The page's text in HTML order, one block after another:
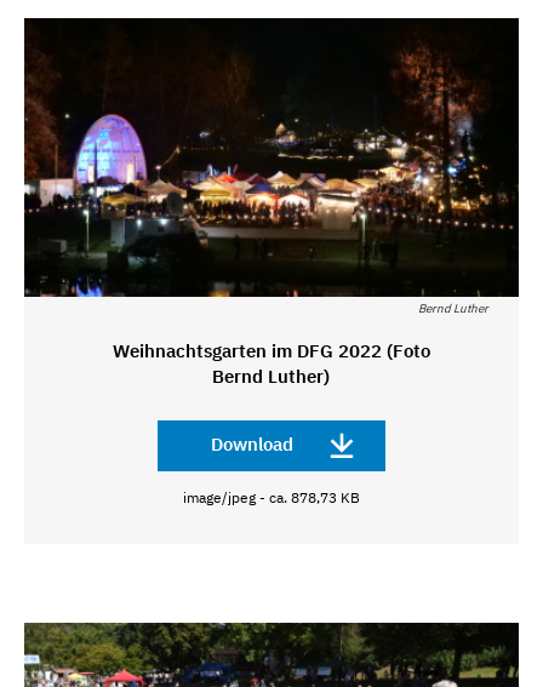
Bernd Luther
Weihnachtsgarten im DFG 2022 (Foto
Bernd Luther)
Download
image/jpeg - ca. 878,73 KB